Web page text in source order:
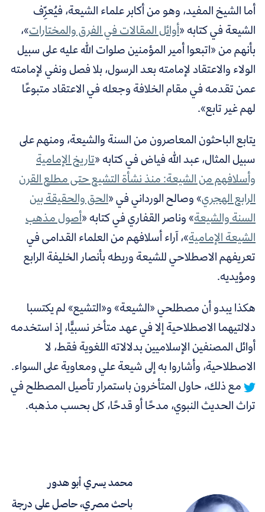
محمد يسري أبو هدور
باحث مصري، حاصل على درجة
أما الشيخ المفيد، وهو من أكابر علماء الشيعة، فيُعرِّف
الشيعة في كتابه «أوائل المقالات في الفرق والمختارات»،
بأنهم من «اتبعوا أمير المؤمنين صلوات الله عليه على سبيل
الولاء والاعتقاد لإمامته بعد الرسول، بلا فصل ونفي لإمامته
عمن تقدمه في مقام الخلافة وجعله في الاعتقاد متبوعًا
لهم غير تابع».
يتابع الباحثون المعاصرون من السنة والشيعة، ومنهم على
سبيل المثال، عبد الله فياض في كتابه «تاريخ الإمامية
وأسلافهم من الشيعة: منذ نشأة التشيع حتى مطلع القرن
الرابع الهجري» وصالح الورداني في «الحق والحقيقة بين
السنة والشيعة» وناصر القفاري في كتابه «أصول مذهب
الشيعة الإمامية»، آراء أسلافهم من العلماء القدامى في
تعريفهم الاصطلاحي للشيعة وربطه بأنصار الخليفة الرابع
ومؤيديه.
هكذا يبدو أن مصطلحي «الشيعة» و«التشيع» لم يكتسبا
دلالتيهما الاصطلاحية إلا في عهد متأخر نسبيًّا، إذاستخدمه
أوائل المصنفين الإسلاميين بدلالاته اللغوية فقط، لا
الاصطلاحية، وأشاروا به إلى شيعة علي ومعاوية على السواء.
مع ذلك، حاول المتأخرون باستمرار تأصيل المصطلح في
تراث الحديث النبوي، مدحًا أو قدحًا، كل بحسب مذهبه.